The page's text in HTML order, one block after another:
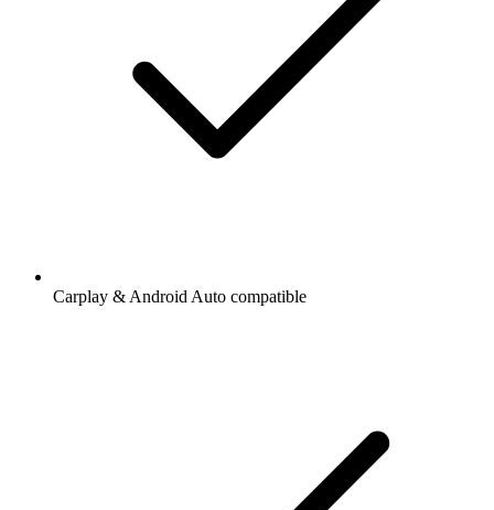
Carplay & Android Auto compatible